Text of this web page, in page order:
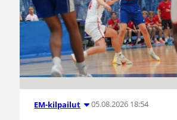
EM-kilpailut 05.08.2026 18:54